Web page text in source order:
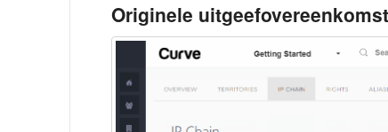
Originele uitgeefovereenkomst